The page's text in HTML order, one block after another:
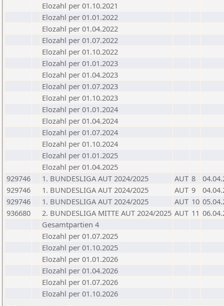
Elozahl per 01.10.2021
Elozahl per 01.01.2022
Elozahl per 01.04.2022
Elozahl per 01.07.2022
Elozahl per 01.10.2022
Elozahl per 01.01.2023
Elozahl per 01.04.2023
Elozahl per 01.07.2023
Elozahl per 01.10.2023
Elozahl per 01.01.2024
Elozahl per 01.04.2024
Elozahl per 01.07.2024
Elozahl per 01.10.2024
Elozahl per 01.01.2025
Elozahl per 01.04.2025
929746
1. BUNDESLIGA AUT 2024/2025 AUT 8
929746
1. BUNDESLIGA AUT 2024/2025 AUT 9
929746
1. BUNDESLIGA AUT 2024/2025 AUT 10
936680
2. BUNDESLIGA MITTE AUT 2024/2025 AUT 11
Gesamtpartien 4
Elozahl per 01.07.2025
Elozahl per 01.10.2025
Elozahl per 01.01.2026
Elozahl per 01.04.2026
Elozahl per 01.07.2026
Elozahl per 01.10.2026